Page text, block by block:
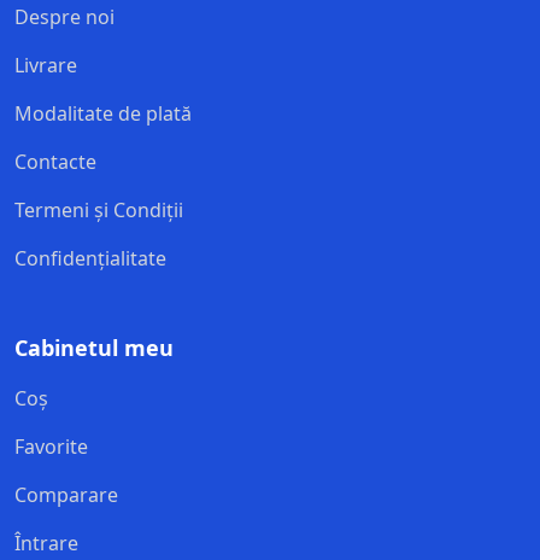
Despre noi
Livrare
Modalitate de plată
Contacte
Termeni și Condiții
Confidențialitate
Cabinetul meu
Coș
Favorite
Comparare
Întrare